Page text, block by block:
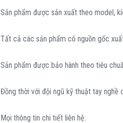
Sản phẩm được sản xuất theo model,
Tất cả các sản phẩm có nguồn gốc
Sản phẩm được bảo hành theo tiêu
Đồng thời với đội ngũ kỹ thuật tay nghề
Mọi thông tin chi tiết liên hệ: